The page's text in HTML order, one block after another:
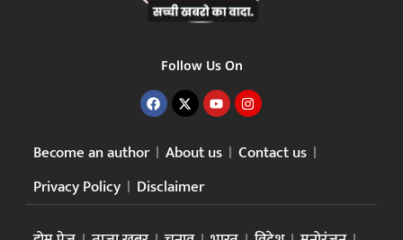
Follow Us On
Become an author About us
Contact us
Privacy Policy
Disclaimer